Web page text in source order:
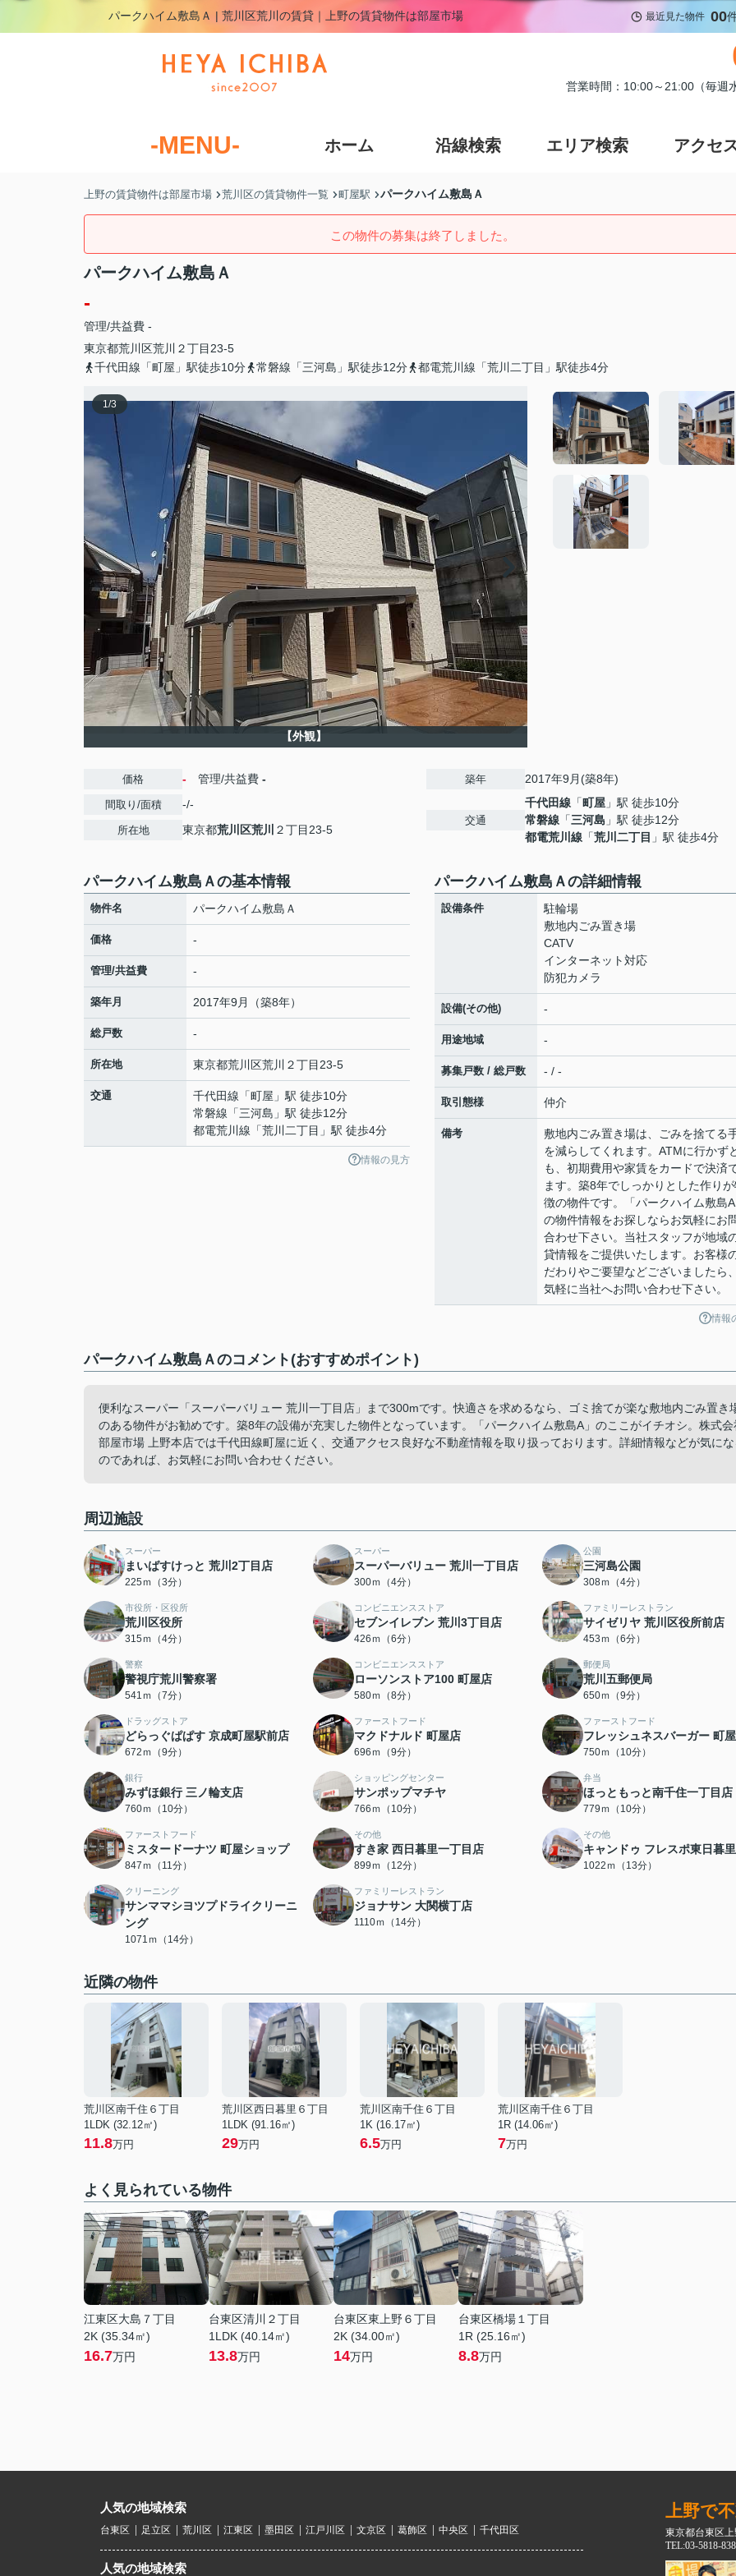
パークハイム敷島Ａ | 荒川区荒川の賃貸｜上野の賃貸物件は部屋市場 最近見た物件 00
営業時間：10:00～21:00（毎週
-MENU- ホーム 沿線検索 エリア検索 アクセ
上野の賃貸物件は部屋市場 荒川区の賃貸物件一覧 町屋駅 パークハイム敷島Ａ
この物件の募集は終了しました。
パークハイム敷島Ａ
-
管理/共益費 -
東京都荒川区荒川 ２丁目23-5
千代田線「町屋」駅徒歩10分
常磐線「三河島」駅徒歩12分 都電荒川線「荒川二丁目」駅徒歩4分
1/3
【外観】
価格 - 管理/共益費 -
間取り/面積 -/-
所在地 東京都荒川区荒川 ２丁目23-5
築年 2017年9月(築8年)
交通
千代田線 「町屋 」駅 徒歩10分
常磐線 「三河島 」駅 徒歩12分
都電荒川線 「荒川二丁目 」駅 徒歩4分
パークハイム敷島Ａの基本情報
物件名 パークハイム敷島Ａ
価格 -
管理/共益費 -
築年月 2017年9月（築8年）
総戸数 -
所在地 東京都荒川区荒川 ２丁目23-5
交通 千代田線 「町屋 」駅 徒歩10分
常磐線 「三河島 」駅 徒歩12分
都電荒川線 「荒川二丁目 」駅 徒歩4分
情報の見方
パークハイム敷島Ａの詳細情報
設備条件
駐輪場
敷地内ごみ置き場
CATV
インターネット対応
防犯カメラ
設備(その他) -
用途地域 -
募集戸数 / 総戸数 - / -
取引態様 仲介
備考
敷地内ごみ置き場は、ごみを捨てる
を減らしてくれます。ATMに行かず
も、初期費用や家賃をカードで決済
ます。築8年でしっかりとした作り
徴の物件です。「パークハイム敷島
の物件情報をお探しならお気軽にお
合わせ下さい。当社スタッフが地域
貸情報をご提供いたします。お客様
だわりやご要望などございましたら
気軽に当社へお問い合わせ下さい。
情報
パークハイム敷島Ａのコメント(おすすめポイント)
便利なスーパー「スーパーバリュー 荒川一丁目店」まで300mです。快適さを求めるなら、ゴミ捨てが楽な敷地内ごみ置き
のある物件がお勧めです。築8年の設備が充実した物件となっています。「パークハイム敷島A」のここがイチオシ。株式会
部屋市場 上野本店では千代田線町屋に近く、交通アクセス良好な不動産情報を取り扱っております。詳細情報などが気に
のであれば、お気軽にお問い合わせください。
周辺施設
スーパー
まいばすけっと 荒川2丁目店
225ｍ（3分）
スーパー
スーパーバリュー 荒川一丁目店
300ｍ（4分）
公園
三河島公園
308ｍ（4分）
市役所・区役所
荒川区役所
315ｍ（4分）
コンビニエンスストア
セブンイレブン 荒川3丁目店
426ｍ（6分）
ファミリーレストラン
サイゼリヤ 荒川区役所前店
453ｍ（6分）
警察
警視庁荒川警察署
541ｍ（7分）
コンビニエンスストア
ローソンストア100 町屋店
580ｍ（8分）
郵便局
荒川五郵便局
650ｍ（9分）
ドラッグストア
どらっぐぱぱす 京成町屋駅前店
672ｍ（9分）
ファーストフード
マクドナルド 町屋店
696ｍ（9分）
ファーストフード
フレッシュネスバーガー 町
750ｍ（10分）
銀行
みずほ銀行 三ノ輪支店
760ｍ（10分）
ショッピングセンター
サンポップマチヤ
766ｍ（10分）
弁当
ほっともっと南千住一丁目店
779ｍ（10分）
ファーストフード
ミスタードーナツ 町屋ショップ
847ｍ（11分）
その他
すき家 西日暮里一丁目店
899ｍ（12分）
その他
キャンドゥ フレスポ東日暮
1022ｍ（13分）
クリーニング
サンママシヨツプドライクリーニ
ング
1071ｍ（14分）
ファミリーレストラン
ジョナサン 大関横丁店
1110ｍ（14分）
近隣の物件
荒川区南千住６丁目
1LDK (32.12㎡)
11.8万円
荒川区西日暮里６丁目
1LDK (91.16㎡)
29万円
荒川区南千住６丁目
1K (16.17㎡)
6.5万円
荒川区南千住６丁目
1R (14.06㎡)
7万円
よく見られている物件
江東区大島７丁目
2K (35.34㎡)
16.7万円
台東区清川２丁目
1LDK (40.14㎡)
13.8万円
台東区東上野６丁目
2K (34.00㎡)
14万円
台東区橋場１丁目
1R (25.16㎡)
8.8万円
人気の地域検索
台東区 足立区 荒川区 江東区 墨田区 江戸川区 文京区 葛飾区 中央区 千代田区
人気の地域検索
上野で
東京都台東区
TEL:03-5818-